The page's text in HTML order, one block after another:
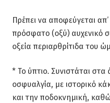
Πρέπει να αποφεύγεται
πρόσφατο (οξύ) αυχενικό
οξεία περιαρθρίτιδα του
* Το ύπτιο. Συνιστάται στα
οσφυαλγία, με ιστορικό
και την ποδοκνημική,